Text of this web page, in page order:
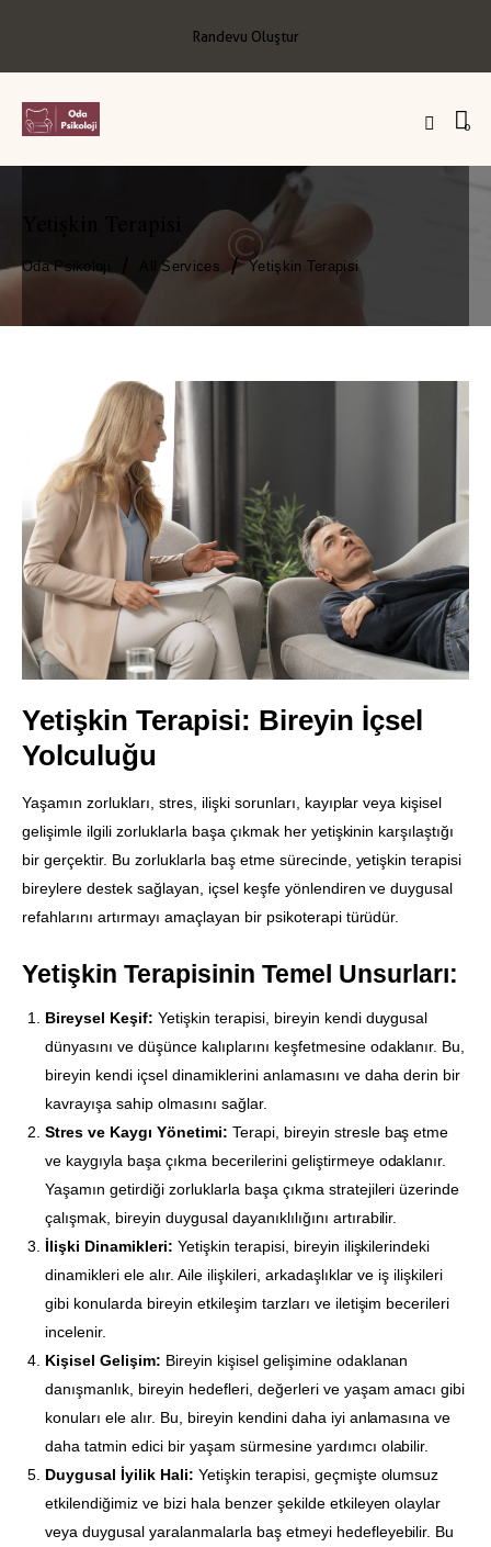
Randevu Oluştur
0
Oda Psikoloji All Services Yetişkin Terapisi
Yetişkin Terapisi: Bireyin İçsel
Yolculuğu
Yaşamın zorlukları, stres, ilişki sorunları, kayıplar veya kişisel
gelişimle ilgili zorluklarla başa çıkmak her yetişkinin karşılaştığı
bir gerçektir. Bu zorluklarla baş etme sürecinde, yetişkin terapisi
bireylere destek sağlayan, içsel keşfe yönlendiren ve duygusal
refahlarını artırmayı amaçlayan bir psikoterapi türüdür.
Yetişkin Terapisinin Temel Unsurları:
Bireysel Keşif: Yetişkin terapisi, bireyin kendi duygusal
dünyasını ve düşünce kalıplarını keşfetmesine odaklanır. Bu,
bireyin kendi içsel dinamiklerini anlamasını ve daha derin bir
kavrayışa sahip olmasını sağlar.
Stres ve Kaygı Yönetimi: Terapi, bireyin stresle baş etme
ve kaygıyla başa çıkma becerilerini geliştirmeye odaklanır.
Yaşamın getirdiği zorluklarla başa çıkma stratejileri üzerinde
çalışmak, bireyin duygusal dayanıklılığını artırabilir.
İlişki Dinamikleri: Yetişkin terapisi, bireyin ilişkilerindeki
dinamikleri ele alır. Aile ilişkileri, arkadaşlıklar ve iş ilişkileri
gibi konularda bireyin etkileşim tarzları ve iletişim becerileri
incelenir.
Kişisel Gelişim: Bireyin kişisel gelişimine odaklanan
danışmanlık, bireyin hedefleri, değerleri ve yaşam amacı gibi
konuları ele alır. Bu, bireyin kendini daha iyi anlamasına ve
daha tatmin edici bir yaşam sürmesine yardımcı olabilir.
Duygusal İyilik Hali: Yetişkin terapisi, geçmişte olumsuz
etkilendiğimiz ve bizi hala benzer şekilde etkileyen olaylar
veya duygusal yaralanmalarla baş etmeyi hedefleyebilir. Bu